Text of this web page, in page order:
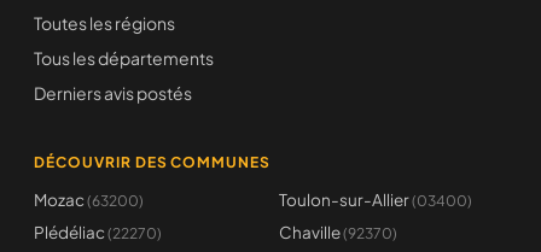
Toutes les régions
Tous les départements
Derniers avis postés
DÉCOUVRIR DES COMMUNES
Mozac (63200) Toulon-sur-Allier(03400)
Plédéliac (22270) Chaville(92370)